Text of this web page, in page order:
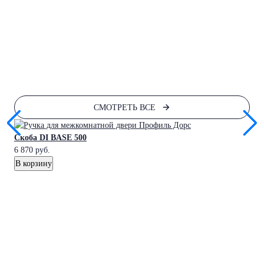
СМОТРЕТЬ ВСЕ
Скоба DI BASE 500
6 870 руб.
В корзину